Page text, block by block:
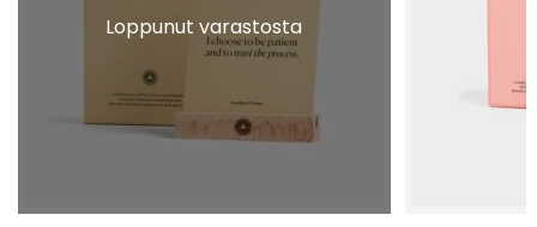
Loppunut varastosta